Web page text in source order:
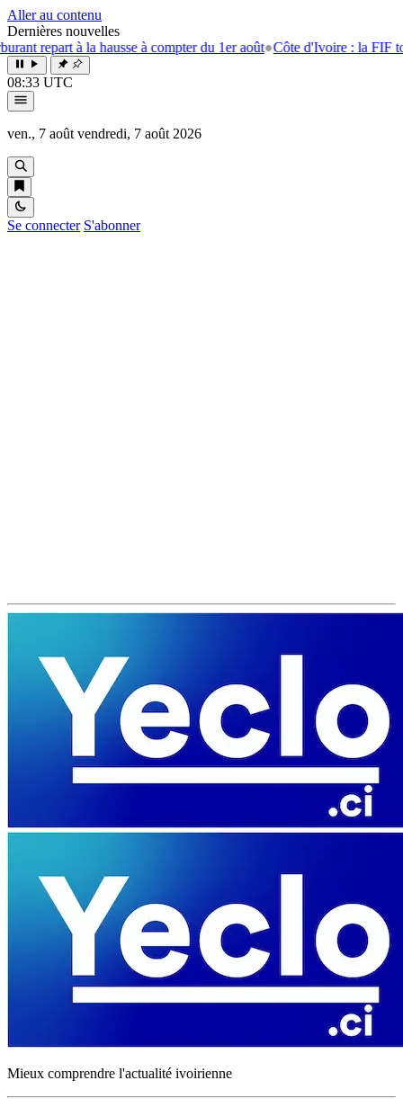
Aller au contenu
Dernières nouvelles
à compter du 1er août●Côte d'Ivoire : la FIF tourne la page
08:33 UTC
ven., 7 août vendredi, 7 août 2026
Se connecter S'abonner
Mieux comprendre l'actualité ivoirienne